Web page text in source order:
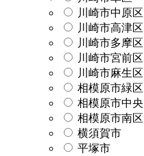
川崎市中原区
川崎市高津区
川崎市多摩区
川崎市宮前区
川崎市麻生区
相模原市緑区
相模原市中
相模原市南区
横須賀市
平塚市